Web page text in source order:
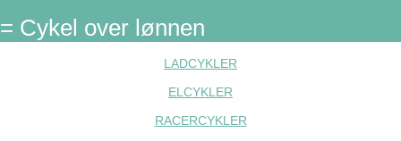
= Cykel over lønnen
LADCYKLER
ELCYKLER
RACERCYKLER